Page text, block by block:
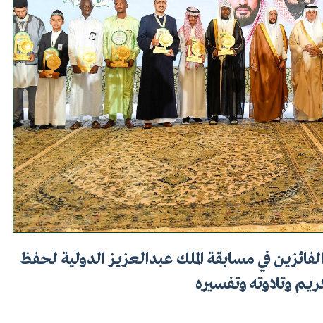
في مسابقة الملك عبدالعزيز الدولية لحفظ
وتلاوته وتفسيره